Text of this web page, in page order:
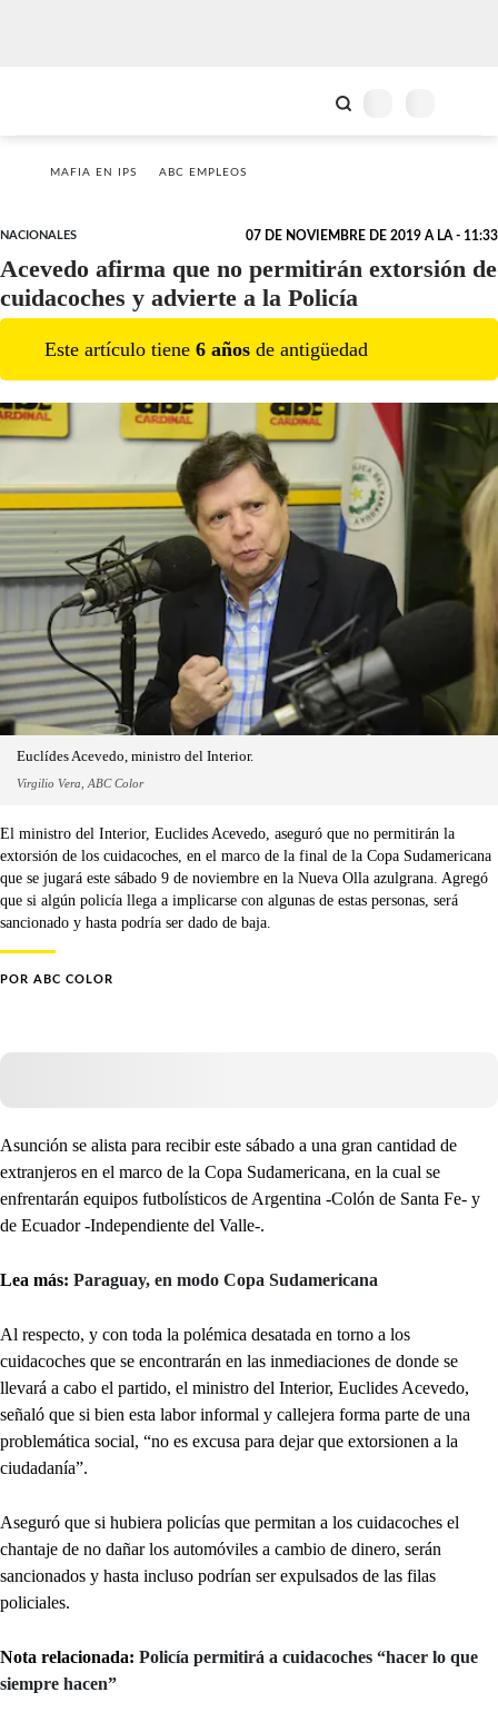
MAFIA EN IPS ABC EMPLEOS
NACIONALES 07 DE NOVIEMBRE DE 2019 A LA - 11:33
Acevedo afirma que no permitirán extorsión de
cuidacoches y advierte a la Policía
Este artículo tiene 6 años de antigüedad
Euclídes Acevedo, ministro del Interior.
Virgilio Vera, ABC Color
El ministro del Interior, Euclides Acevedo, aseguró que no permitirán la
extorsión de los cuidacoches, en el marco de la final de la Copa Sudamericana
que se jugará este sábado 9 de noviembre en la Nueva Olla azulgrana. Agregó
que si algún policía llega a implicarse con algunas de estas personas, será
sancionado y hasta podría ser dado de baja.
POR ABC COLOR
Asunción se alista para recibir este sábado a una gran cantidad de
extranjeros en el marco de la Copa Sudamericana, en la cual se
enfrentarán equipos futbolísticos de Argentina -Colón de Santa Fe- y
de Ecuador -Independiente del Valle-.
Lea más: Paraguay, en modo Copa Sudamericana
Al respecto, y con toda la polémica desatada en torno a los
cuidacoches que se encontrarán en las inmediaciones de donde se
llevará a cabo el partido, el ministro del Interior, Euclides Acevedo,
señaló que si bien esta labor informal y callejera forma parte de una
problemática social, “no es excusa para dejar que extorsionen a la
ciudadanía”.
Aseguró que si hubiera policías que permitan a los cuidacoches el
chantaje de no dañar los automóviles a cambio de dinero, serán
sancionados y hasta incluso podrían ser expulsados de las filas
policiales.
Nota relacionada: Policía permitirá a cuidacoches “hacer lo que
siempre hacen”